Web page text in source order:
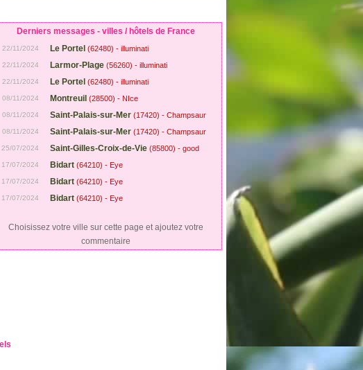
Derniers messages - villes / hôtels de France
22/11/2024 Le Portel (62480) - illuminati
22/11/2024 Larmor-Plage (56260) - illuminati
22/11/2024 Le Portel (62480) - illuminati
08/11/2024 Montreuil (28500) - NIce
08/11/2024 Saint-Palais-sur-Mer (17420) - Champsaur
08/11/2024 Saint-Palais-sur-Mer (17420) - Champsaur
25/07/2024 Saint-Gilles-Croix-de-Vie (85800) - good
17/07/2024 Bidart (64210) - Eye
17/07/2024 Bidart (64210) - Eye
17/07/2024 Bidart (64210) - Eye
Choisissez votre ville sur cette page et ajoutez votre
commentaire